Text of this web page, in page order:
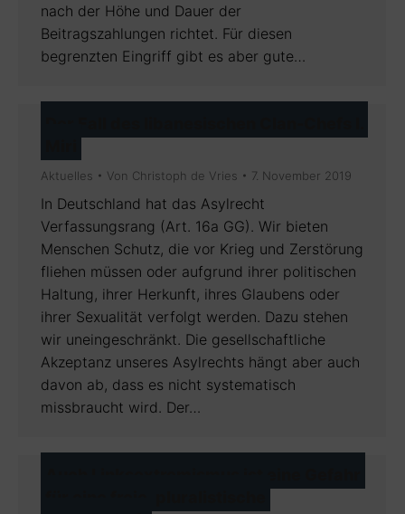
nach der Höhe und Dauer der
Beitragszahlungen richtet. Für diesen
begrenzten Eingriff gibt es aber gute…
Aktuelles Von Christoph de Vries 7. November 2019
In Deutschland hat das Asylrecht
Verfassungsrang (Art. 16a GG). Wir bieten
Menschen Schutz, die vor Krieg und Zerstörung
fliehen müssen oder aufgrund ihrer politischen
Haltung, ihrer Herkunft, ihres Glaubens oder
ihrer Sexualität verfolgt werden. Dazu stehen
wir uneingeschränkt. Die gesellschaftliche
Akzeptanz unseres Asylrechts hängt aber auch
davon ab, dass es nicht systematisch
missbraucht wird. Der…